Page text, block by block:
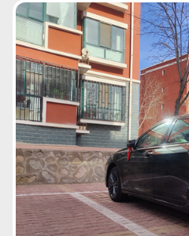
Поломка произошла днем, а уже
утра я забрал автомобиль. Я -
когда как подтягивать гайки
технологии, что укрепляет
несовершенств процесса сборки
производителями. Советую при
это потребует снятия колеса,
шумоизоляция моторного отсека,
ходу слышен в салоне, если окна
открытые, а на месте
это связано с недостаточной
жидкости, необходимо проверить на
топлива:** Мало езжу по городу, обычно это несколько
километров, и часто застреваю в
сравнения нет. Но можно
расстояния: - Расход на трассе: 5.9-6.2 - Расход на загородных
дорогах: 7 - Короткие поездки (часто пробки и всего несколько
S316", в октябре 2021 года друг
машину и рекомендует Qin dmi!
на Diding CheDi, сделал заказ.
придется ждать около двух
подождем! В декабре машина
финансирование завода
обратиться к стороннему
процент был слишком велик, да и
GPS за 3000 юаней, с чем я не
процесса продажник угрожал, что
повлияет на мою кредитную
смогу воспользоваться
нельзя вернуть, поэтому я
услышал случайно 24 января
друзей. С первого взгляда был
снова возникло желание
день я пошел к дилеру и сделал